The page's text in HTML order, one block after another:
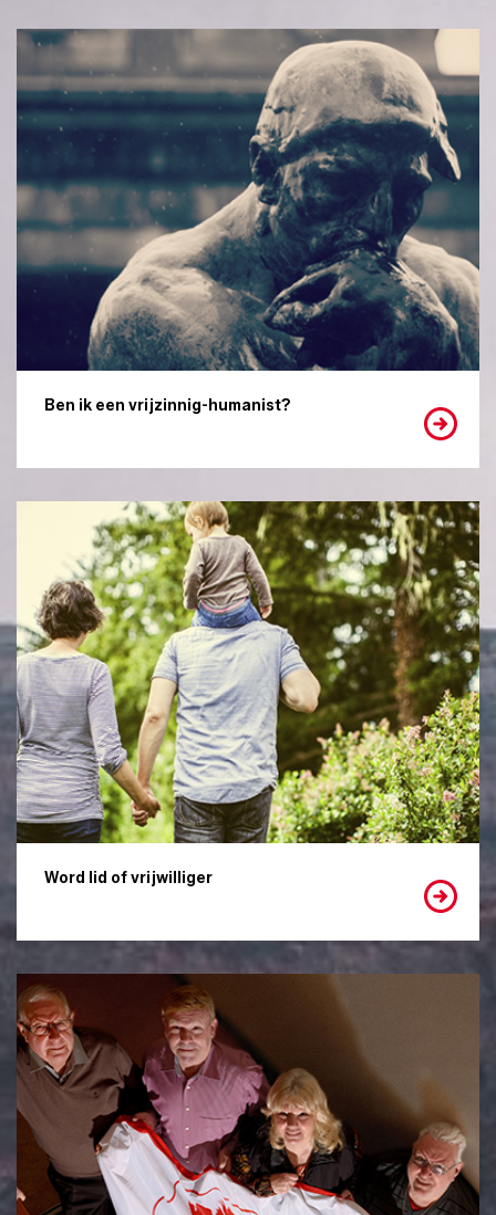
Ben ik een vrijzinnig-humanist?
Word lid of vrijwilliger